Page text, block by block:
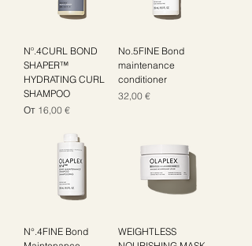
Nº.4CURL BOND
SHAPER™
HYDRATING CURL
SHAMPOO
От 16,00 €
Цена со скидкой
No.5FINE Bond
maintenance
conditioner
Цена
32,00 €
N°.4FINE Bond
WEIGHTLESS